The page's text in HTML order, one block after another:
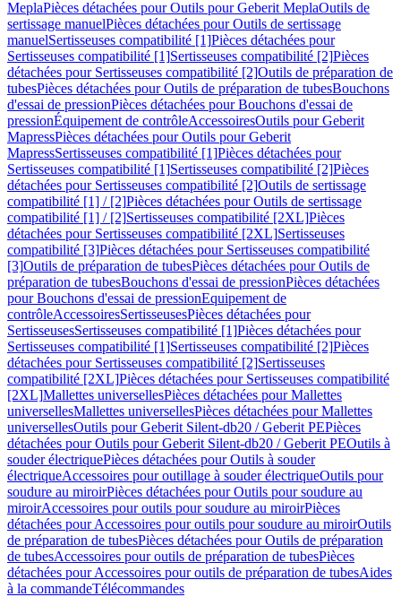
MeplaPièces détachées pour Outils pour Geberit MeplaOutils de
sertissage manuelPièces détachées pour Outils de sertissage
manuelSertisseuses compatibilité [1]Pièces détachées pour
Sertisseuses compatibilité [1]Sertisseuses compatibilité [2]Pièces
détachées pour Sertisseuses compatibilité [2]Outils de préparation de
tubesPièces détachées pour Outils de préparation de tubesBouchons
d'essai de pressionPièces détachées pour Bouchons d'essai de
pressionÉquipement de contrôleAccessoiresOutils pour Geberit
MapressPièces détachées pour Outils pour Geberit
MapressSertisseuses compatibilité [1]Pièces détachées pour
Sertisseuses compatibilité [1]Sertisseuses compatibilité [2]Pièces
détachées pour Sertisseuses compatibilité [2]Outils de sertissage
compatibilité [1] / [2]Pièces détachées pour Outils de sertissage
compatibilité [1] / [2]Sertisseuses compatibilité [2XL]Pièces
détachées pour Sertisseuses compatibilité [2XL]Sertisseuses
compatibilité [3]Pièces détachées pour Sertisseuses compatibilité
[3]Outils de préparation de tubesPièces détachées pour Outils de
préparation de tubesBouchons d'essai de pressionPièces détachées
pour Bouchons d'essai de pressionEquipement de
contrôleAccessoiresSertisseusesPièces détachées pour
SertisseusesSertisseuses compatibilité [1]Pièces détachées pour
Sertisseuses compatibilité [1]Sertisseuses compatibilité [2]Pièces
détachées pour Sertisseuses compatibilité [2]Sertisseuses
compatibilité [2XL]Pièces détachées pour Sertisseuses compatibilité
[2XL]Mallettes universellesPièces détachées pour Mallettes
universellesMallettes universellesPièces détachées pour Mallettes
universellesOutils pour Geberit Silent-db20 / Geberit PEPièces
détachées pour Outils pour Geberit Silent-db20 / Geberit PEOutils à
souder électriquePièces détachées pour Outils à souder
électriqueAccessoires pour outillage à souder électriqueOutils pour
soudure au miroirPièces détachées pour Outils pour soudure au
miroirAccessoires pour outils pour soudure au miroirPièces
détachées pour Accessoires pour outils pour soudure au miroirOutils
de préparation de tubesPièces détachées pour Outils de préparation
de tubesAccessoires pour outils de préparation de tubesPièces
détachées pour Accessoires pour outils de préparation de tubesAides
à la commandeTélécommandes